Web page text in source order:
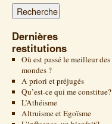
Dernières
restitutions
Où est passé le meilleur des
mondes ?
A priori et préjugés
Qu’est-ce qui me constitue?
L’Athéisme
Altruisme et Egoïsme